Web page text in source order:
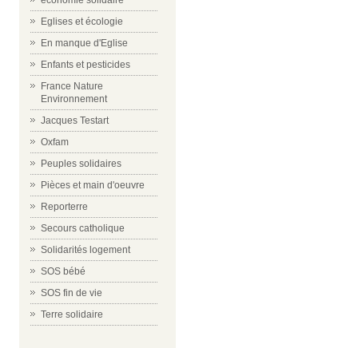
Eglises et écologie
En manque d'Eglise
Enfants et pesticides
France Nature
Environnement
Jacques Testart
Oxfam
Peuples solidaires
Pièces et main d'oeuvre
Reporterre
Secours catholique
Solidarités logement
SOS bébé
SOS fin de vie
Terre solidaire